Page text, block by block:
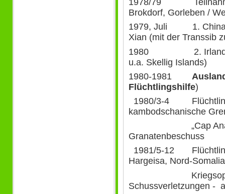
1978/79 Teilnahme
Brokdorf, Gorleben /
1979, Juli 1. China-
Xian (mit der Transsib
1980 2. Irland-
u.a. Skellig Islands)
1980-1981
Flüchtlingshilfe)
1980/3-4
kambodschanische
„Cap
Granatenbeschuss
1981/5-12
Hargeisa, Nord-
Kriegsopfer –
Schussverletzungen -